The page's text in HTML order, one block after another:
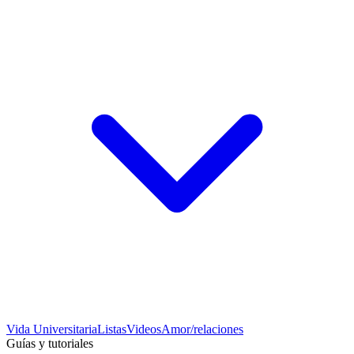
Vida UniversitariaListasVideosAmor/relaciones
Guías y tutoriales